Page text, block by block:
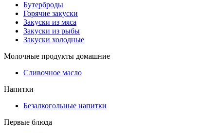
Бутерброды
Горячие закуски
Закуски из мяса
Закуски из рыбы
Закуски холодные
Молочные продукты домашние
Сливочное масло
Напитки
Безалкогольные напитки
Первые блюда